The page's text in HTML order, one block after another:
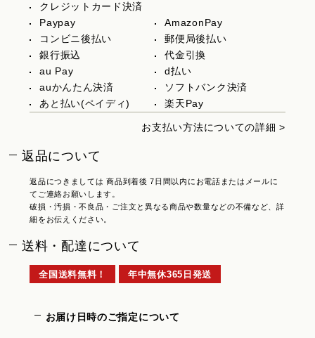
クレジットカード決済
Paypay
AmazonPay
コンビニ後払い
郵便局後払い
銀行振込
代金引換
au Pay
d払い
auかんたん決済
ソフトバンク決済
あと払い(ペイディ)
楽天Pay
お支払い方法についての詳細 >
返品について
返品につきましては 商品到着後 7日間以内にお電話またはメールに
てご連絡お願いします。
破損・汚損・不良品・ご注文と異なる商品や数量などの不備など、詳
細をお伝えください。
送料・配達について
全国送料無料！ 年中無休365日発送
お届け日時のご指定について